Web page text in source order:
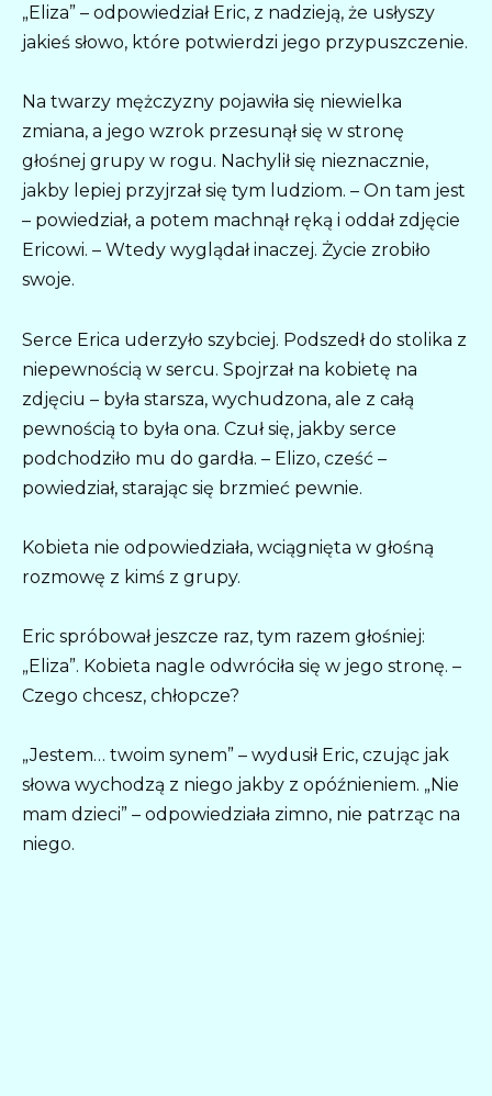
„Eliza” – odpowiedział Eric, z nadzieją, że usłyszy
jakieś słowo, które potwierdzi jego przypuszczenie.
Na twarzy mężczyzny pojawiła się niewielka
zmiana, a jego wzrok przesunął się w stronę
głośnej grupy w rogu. Nachylił się nieznacznie,
jakby lepiej przyjrzał się tym ludziom. – On tam jest
– powiedział, a potem machnął ręką i oddał zdjęcie
Ericowi. – Wtedy wyglądał inaczej. Życie zrobiło
swoje.
Serce Erica uderzyło szybciej. Podszedł do stolika z
niepewnością w sercu. Spojrzał na kobietę na
zdjęciu – była starsza, wychudzona, ale z całą
pewnością to była ona. Czuł się, jakby serce
podchodziło mu do gardła. – Elizo, cześć –
powiedział, starając się brzmieć pewnie.
Kobieta nie odpowiedziała, wciągnięta w głośną
rozmowę z kimś z grupy.
Eric spróbował jeszcze raz, tym razem głośniej:
„Eliza”. Kobieta nagle odwróciła się w jego stronę. –
Czego chcesz, chłopcze?
„Jestem… twoim synem” – wydusił Eric, czując jak
słowa wychodzą z niego jakby z opóźnieniem. „Nie
mam dzieci” – odpowiedziała zimno, nie patrząc na
niego.